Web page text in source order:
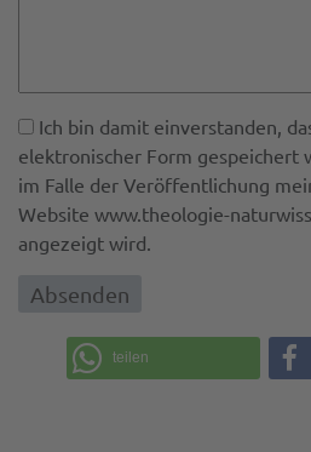
Ich bin damit einverstanden,
elektronischer Form gespeichert
im Falle der Veröffentlichung
Website www.theologie-
angezeigt wird.
teilen